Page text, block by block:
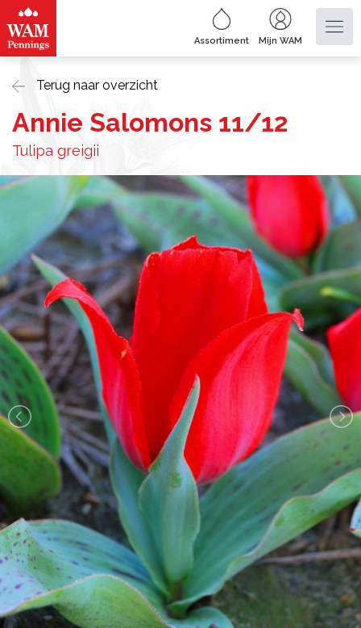
Assortiment Mijn WAM
Terug naar overzicht
Annie Salomons 11/12
Tulipa greigii